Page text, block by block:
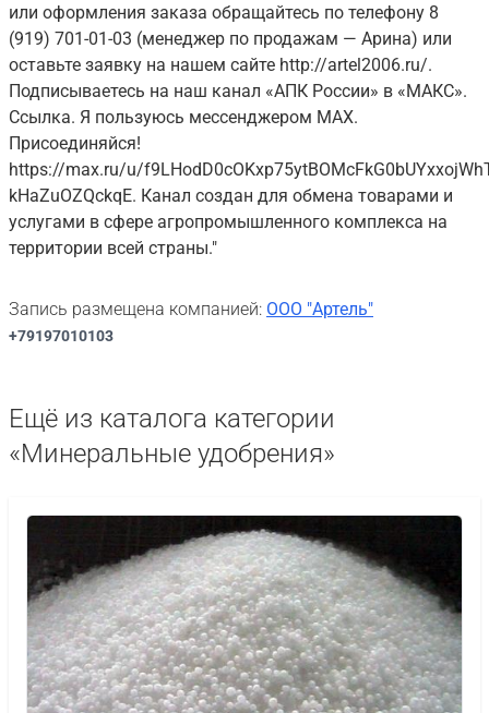
или оформления заказа обращайтесь по телефону 8
(919) 701-01-03 (менеджер по продажам — Арина) или
оставьте заявку на нашем сайте http://artel2006.ru/.
Подписываетесь на наш канал «АПК России» в «МАКС».
Ссылка. Я пользуюсь мессенджером MAX.
Присоединяйся!
https://max.ru/u/
kHaZuOZQckqE. Канал создан для обмена товарами и
услугами в сфере агропромышленного комплекса на
территории всей страны."
Запись размещена компанией: ООО "Артель"
+79197010103
Ещё из каталога категории
«Минеральные удобрения»